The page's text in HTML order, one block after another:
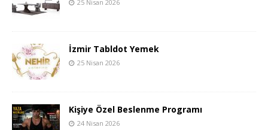
25 Nisan 2026
İzmir Tabldot Yemek
25 Nisan 2026
Kişiye Özel Beslenme Programı
24 Nisan 2026